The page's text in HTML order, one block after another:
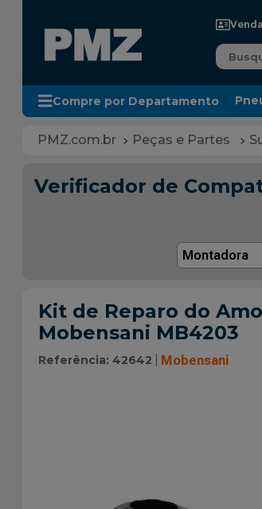
Compre por Departamento
Peças e Partes
Verificador de
Montadora
Kit de Reparo do
Mobensani MB4203
Referência: 42642 Mobensani